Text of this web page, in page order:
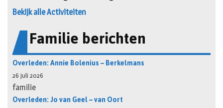
Bekijk alle Activiteiten
Familie berichten
Overleden: Annie Bolenius – Berkelmans
26 juli 2026
familie
Overleden: Jo van Geel – van Oort